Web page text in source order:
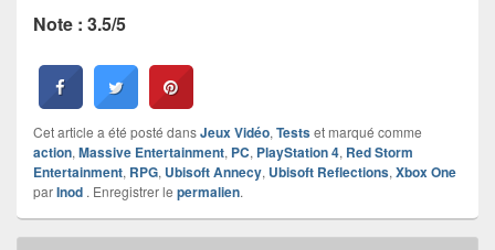
Note : 3.5/5
Cet article a été posté dansJeux Vidéo, Testset marqué comme
action, Massive Entertainment, PC, PlayStation 4, Red Storm
Entertainment, RPG, Ubisoft Annecy, Ubisoft Reflections, Xbox One
parInod . Enregistrer le permalien.